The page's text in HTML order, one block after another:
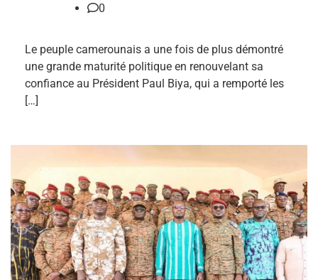
0
Le peuple camerounais a une fois de plus démontré
une grande maturité politique en renouvelant sa
confiance au Président Paul Biya, qui a remporté les
[…]